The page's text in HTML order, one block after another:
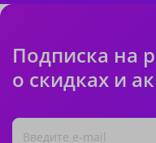
Подписка на
о скидках и